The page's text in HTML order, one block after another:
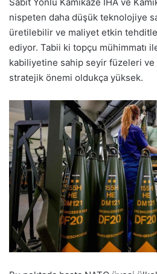
nispeten daha düşük teknolojiye
üretilebilir ve maliyet etkin
ediyor. Tabii ki topçu mühimmatı
kabiliyetine sahip seyir füzeleri
stratejik önemi oldukça yüksek.